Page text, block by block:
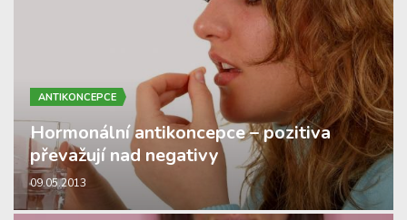
ANTIKONCEPCE
Hormonální antikoncepce – pozitiva
převažují nad negativy
09.05.2013